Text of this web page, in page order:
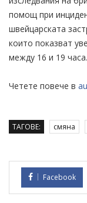
помощ при
швейцарската
които показват
между 16 и 19 часа.
Четете повече в
ТАГОВЕ: смяна
Facebook